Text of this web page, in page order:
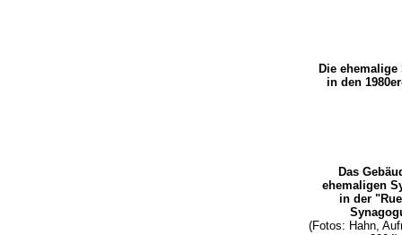
Die ehemalige
in den
Das
ehemaligen
in der
(Fotos: Hahn,